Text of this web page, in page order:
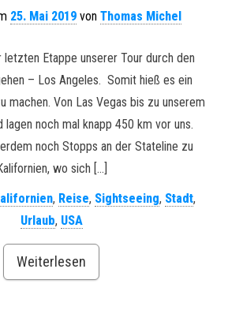
25. Mai 2019 von Thomas Michel
Etappe unserer Tour durch den
– Los Angeles. Somit hieß es ein
machen. Von Las Vegas bis zu unserem
noch mal knapp 450 km vor uns.
noch Stopps an der Stateline zu
wo sich […]
, Reise, Sightseeing, Stadt,
Urlaub, USA
Weiterlesen